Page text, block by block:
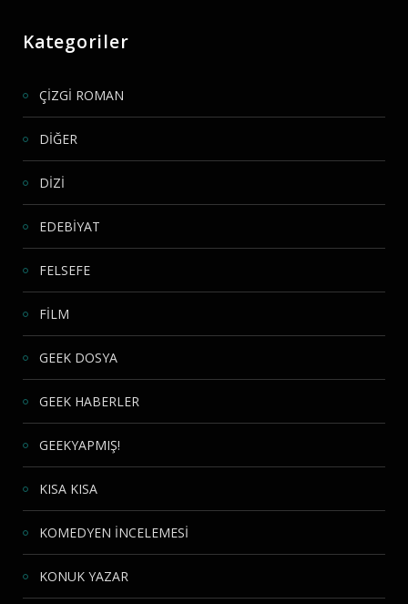
Kategoriler
ÇİZGİ ROMAN
DİĞER
DİZİ
EDEBİYAT
FELSEFE
FİLM
GEEK DOSYA
GEEK HABERLER
GEEKYAPMIŞ!
KISA KISA
KOMEDYEN İNCELEMESİ
KONUK YAZAR